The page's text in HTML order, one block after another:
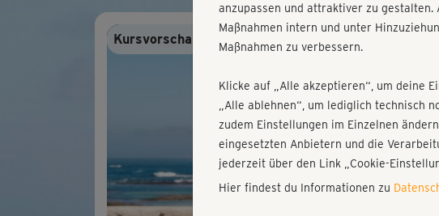
Kursvorschau - Anmelden und alles trainieren!
anzupassen und attraktiver zu gestalten.
Maßnahmen intern und unter
Maßnahmen zu verbessern.
Klicke auf „Alle akzeptieren“, um deine
„Alle ablehnen“, um lediglich technisch
zudem Einstellungen im Einzelnen
eingesetzten Anbietern und die
jederzeit über den Link „Cookie-
Hier findest du Informationen zu